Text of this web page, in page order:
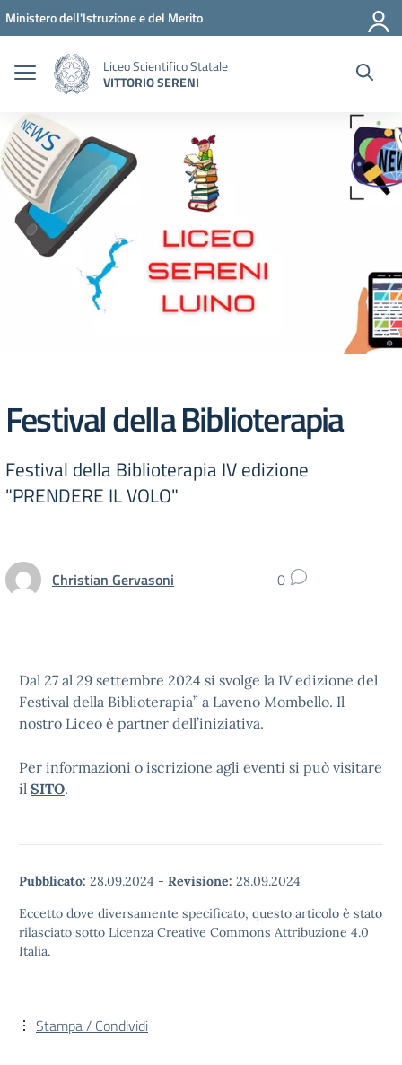
Vai ai contenuti
Vai al menu di navigazione
Vai al footer
Ministero dell'Istruzione e del Merito
Liceo Scientifico Statale
VITTORIO SERENI
Festival della Biblioterapia
Festival della Biblioterapia IV edizione
"PRENDERE IL VOLO"
Christian Gervasoni 0
Dal 27 al 29 settembre 2024 si svolge la IV edizione del
Festival della Biblioterapia” a Laveno Mombello. Il
nostro Liceo è partner dell’iniziativa.
Per informazioni o iscrizione agli eventi si può visitare
il SITO.
Pubblicato: 28.09.2024 - Revisione: 28.09.2024
Eccetto dove diversamente specificato, questo articolo è stato
rilasciato sotto Licenza Creative Commons Attribuzione 4.0
Italia.
Stampa / Condividi